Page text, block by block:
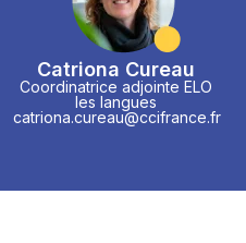
Catriona Cureau
Coordinatrice adjointe ELO
les langues
catriona.cureau@ccifrance.fr